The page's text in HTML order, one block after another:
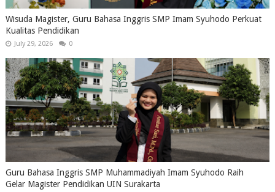
Wisuda Magister, Guru Bahasa Inggris SMP Imam Syuhodo Perkuat
Kualitas Pendidikan
July 29, 2026 0
Guru Bahasa Inggris SMP Muhammadiyah Imam Syuhodo Raih
Gelar Magister Pendidikan UIN Surakarta